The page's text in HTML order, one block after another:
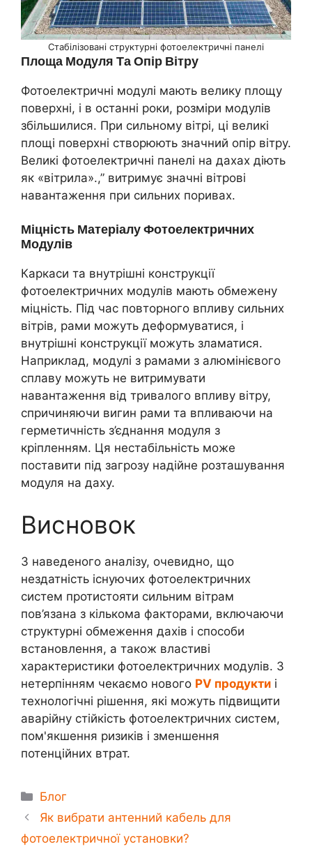
Стабілізовані структурні фотоелектричні панелі
Площа Модуля Та Опір Вітру
Фотоелектричні модулі мають велику площу
поверхні, і в останні роки, розміри модулів
збільшилися. При сильному вітрі, ці великі
площі поверхні створюють значний опір вітру.
Великі фотоелектричні панелі на дахах діють
як «вітрила».,” витримує значні вітрові
навантаження при сильних поривах.
Міцність Матеріалу Фотоелектричних
Модулів
Каркаси та внутрішні конструкції
фотоелектричних модулів мають обмежену
міцність. Під час повторного впливу сильних
вітрів, рами можуть деформуватися, і
внутрішні конструкції можуть зламатися.
Наприклад, модулі з рамами з алюмінієвого
сплаву можуть не витримувати
навантаження від тривалого впливу вітру,
спричиняючи вигин рами та впливаючи на
герметичність з’єднання модуля з
кріпленням. Ця нестабільність може
поставити під загрозу надійне розташування
модуля на даху.
Висновок
З наведеного аналізу, очевидно, що
нездатність існуючих фотоелектричних
систем протистояти сильним вітрам
пов’язана з кількома факторами, включаючи
структурні обмеження дахів і способи
встановлення, а також властиві
характеристики фотоелектричних модулів. З
нетерпінням чекаємо нового PV продукти і
технологічні рішення, які можуть підвищити
аварійну стійкість фотоелектричних систем,
пом'якшення ризиків і зменшення
потенційних втрат.
Блог
Як вибрати антенний кабель для
фотоелектричної установки?